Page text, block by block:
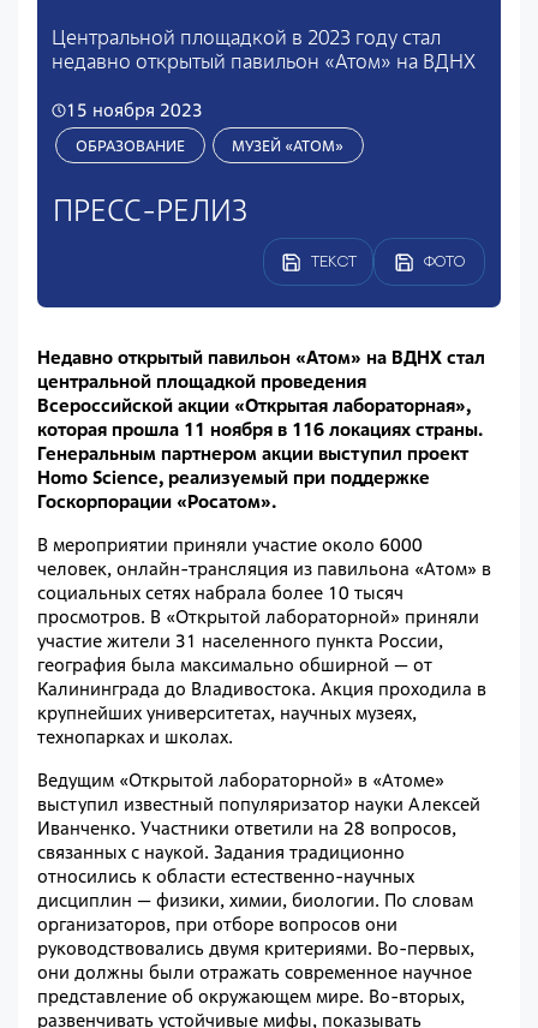
Центральной площадкой в 2023 году стал
недавно открытый павильон «Атом» на ВДНХ
15 ноября 2023
ОБРАЗОВАНИЕ МУЗЕЙ «АТОМ»
ПРЕСС-РЕЛИЗ
ТЕКСТ ФОТО
Недавно открытый павильон «Атом» на ВДНХ стал
центральной площадкой проведения
Всероссийской акции «Открытая лабораторная»,
которая прошла 11 ноября в 116 локациях страны.
Генеральным партнером акции выступил проект
Homo Science, реализуемый при поддержке
Госкорпорации «Росатом».
В мероприятии приняли участие около 6000
человек, онлайн-трансляция из павильона «Атом» в
социальных сетях набрала более 10 тысяч
просмотров. В «Открытой лабораторной» приняли
участие жители 31 населенного пункта России,
география была максимально обширной — от
Калининграда до Владивостока. Акция проходила в
крупнейших университетах, научных музеях,
технопарках и школах.
Ведущим «Открытой лабораторной» в «Атоме»
выступил известный популяризатор науки Алексей
Иванченко. Участники ответили на 28 вопросов,
связанных с наукой. Задания традиционно
относились к области естественно-научных
дисциплин — физики, химии, биологии. По словам
организаторов, при отборе вопросов они
руководствовались двумя критериями. Во-первых,
они должны были отражать современное научное
представление об окружающем мире. Во-вторых,
развенчивать устойчивые мифы, показывать